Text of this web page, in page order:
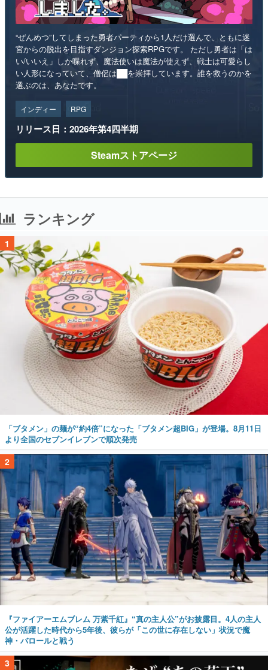
“ぜんめつ”してしまった勇者パーティから1人だけ選んで、ともに迷
宮からの脱出を目指すダンジョン探索RPGです。 ただし勇者は「は
い/いいえ」しか喋れず、魔法使いは魔法が使えず、戦士は可愛らし
い人形になっていて、僧侶は██を崇拝しています。誰を救うのかを
選ぶのは、あなたです。
インディー RPG
リリース日：2026年第4四半期
Steamストアページ
ランキング
1
「ブタメン」の麺が“約4倍”になった「ブタメン超BIG」が登場。8月11日
より全国のセブンイレブンで順次発売
2
『ファイアーエムブレム 万紫千紅』“真の主人公”がお披露目。4人の主人
公が活躍した時代から5年後、彼らが「この世に存在しない」状況で魔
神・バロールと戦う
3